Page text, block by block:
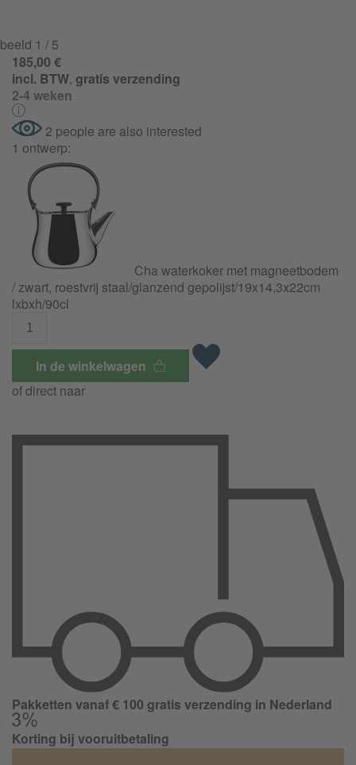
beeld 1 / 5
185,00 €
incl. BTW, gratis verzending
2-4 weken
2 people are also interested
1 ontwerp:
Cha waterkoker met magneetbodem
/ zwart, roestvrij staal/glanzend gepolijst/19x14,3x22cm
lxbxh/90cl
In de winkelwagen
of direct naar
Pakketten vanaf € 100 gratis verzending in Nederland
Korting bij vooruitbetaling